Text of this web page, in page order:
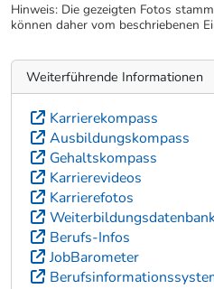
Hinweis: Die gezeigten Fotos
können daher vom beschriebenen
Weiterführende Informationen
Karrierekompass
Ausbildungskompass
Gehaltskompass
Karrierevideos
Karrierefotos
Berufs-Infos
JobBarometer